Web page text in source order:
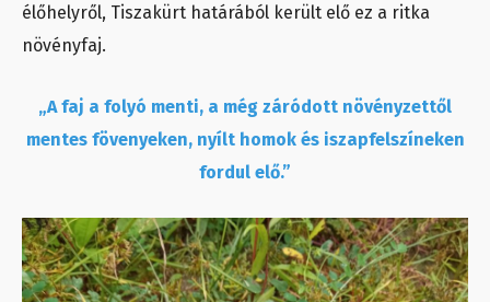
élőhelyről, Tiszakürt határából került elő ez a ritka
növényfaj.
„A faj a folyó menti, a még záródott növényzettől
mentes fövenyeken, nyílt homok és iszapfelszíneken
fordul elő.”